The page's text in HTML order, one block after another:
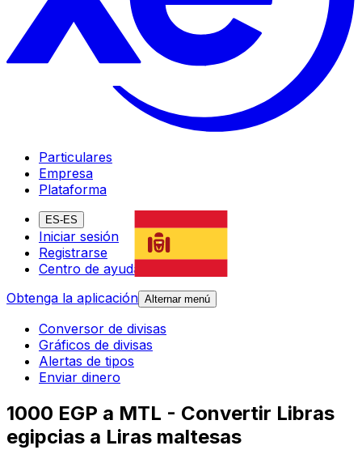
Particulares
Empresa
Plataforma
ES-ES
Iniciar sesión
Registrarse
Centro de ayuda
Obtenga la aplicación Alternar menú
Conversor de divisas
Gráficos de divisas
Alertas de tipos
Enviar dinero
1000 EGP a MTL - Convertir Libras
egipcias a Liras maltesas